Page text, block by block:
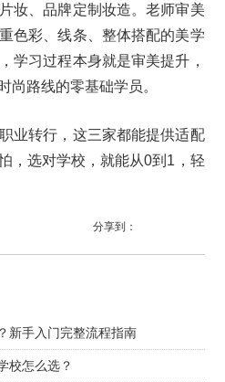
妆、品牌定制妆造。老师审美
色彩、线条、整体搭配的美学
学习过程本身就是审美提升，
尚路线的零基础学员。
业转行，这三家都能提供适配
，选对学校，就能从0到1，轻
分享到：
新手入门完整流程指南
校怎么选？